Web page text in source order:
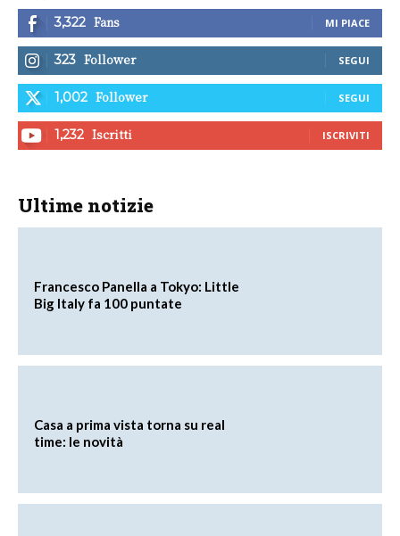
3,322 Fans MI PIACE
323 Follower SEGUI
1,002 Follower SEGUI
1,232 Iscritti ISCRIVITI
Ultime notizie
Francesco Panella a Tokyo: Little
Big Italy fa 100 puntate
Casa a prima vista torna su real
time: le novità